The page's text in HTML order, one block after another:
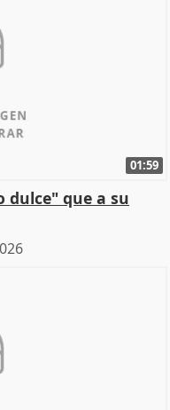
01:59
dulce" que a su